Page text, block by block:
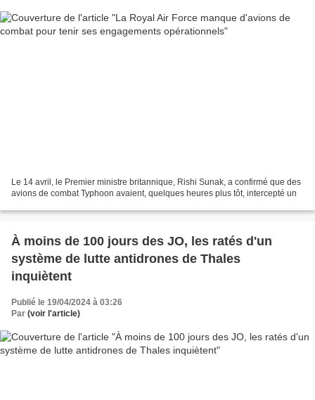
Le 14 avril, le Premier ministre britannique, Rishi Sunak, a confirmé que des
avions de combat Typhoon avaient, quelques heures plus tôt, intercepté un
À moins de 100 jours des JO, les ratés d'un
système de lutte antidrones de Thales
inquiètent
Publié le 19/04/2024 à 03:26
Par (voir l'article)